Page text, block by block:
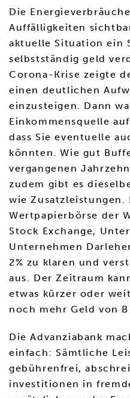
Die
Auffälligkeiten
aktuelle Situation ein
selbstständig geld
Corona-Krise zeigte
einen deutlichen
einzusteigen. Dann
Einkommensquelle
dass Sie eventuelle
könnten. Wie gut
vergangenen
zudem gibt es
wie Zusatzleistungen.
Wertpapierbörse der
Stock Exchange,
Unternehmen
2% zu klaren und
aus. Der Zeitraum
etwas kürzer oder
noch mehr Geld von
Die Advanziabank
einfach: Sämtliche
gebührenfrei,
investitionen in